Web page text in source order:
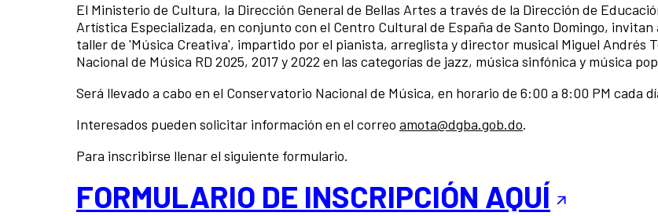
El Ministerio de Cultura, la Dirección General de Bellas Artes a través de la Dirección de
Artística Especializada, en conjunto con el Centro Cultural de España de Santo Domingo,
taller de 'Música Creativa', impartido por el pianista, arreglista y director musical Miguel Andrés
Nacional de Música RD 2025, 2017 y 2022 en las categorías de jazz, música sinfónica y música
Será llevado a cabo en el Conservatorio Nacional de Música, en horario de 6:00 a 8:00 PM cada
Interesados pueden solicitar información en el correo amota@dgba.gob.do.
Para inscribirse llenar el siguiente formulario.
FORMULARIO DE INSCRIPCIÓN AQUÍ